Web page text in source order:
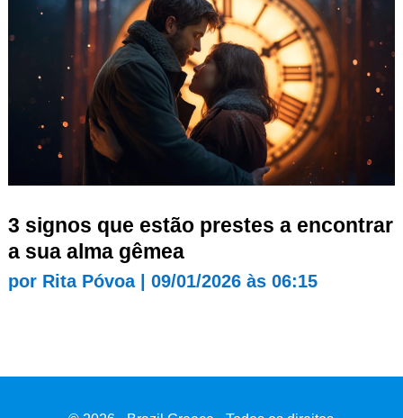
3 signos que estão prestes a encontrar
a sua alma gêmea
por Rita Póvoa| 09/01/2026 às 06:15